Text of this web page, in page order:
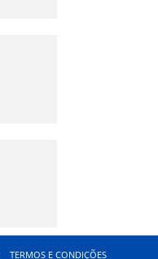
TERMOS E CONDIÇÕES